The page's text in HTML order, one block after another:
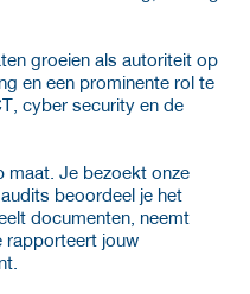
groeien als autoriteit op
en een prominente rol te
cyber security en de
maat. Je bezoekt onze
beoordeel je het
documenten, neemt
rapporteert jouw